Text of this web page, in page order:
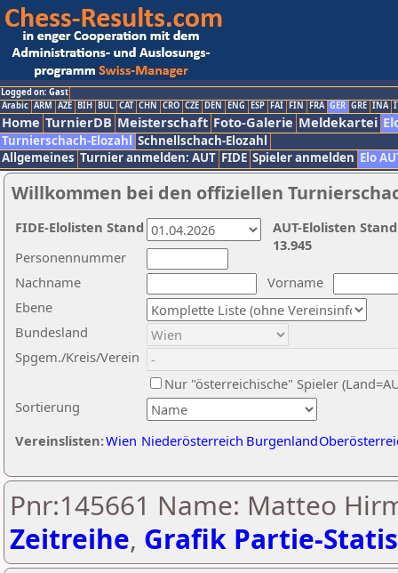
Logged on: Gast
Arabic ARM AZE BIH BUL CAT CHN CRO CZE DEN ENG ESP FAI FIN FRA GER GRE INA
Home TurnierDB Meisterschaft Foto-Galerie Meldekartei
Turnierschach-Elozahl Schnellschach-Elozahl
Allgemeines Turnier anmelden: AUT FIDE Spieler anmelden Elo
Willkommen bei den offiziellen
Nachname
Vorname
Ebene
Sortierung
Personennummer
Bundesland
Spgem./Kreis/Verein
Nur "österreichische" Spieler
Vereinslisten:Wien Niederösterreich Burgenland
AUT-Elolisten
13.945
FIDE-Elolisten Stand
Pnr:145661 Name: Matteo
Zeitreihe, Grafik Partie-